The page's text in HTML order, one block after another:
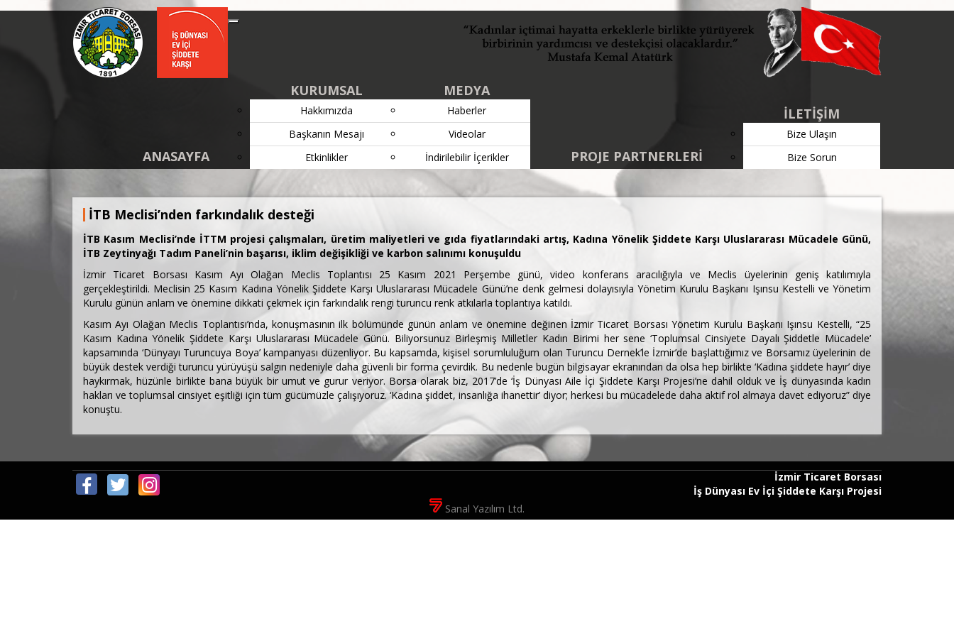
ANASAYFA
KURUMSAL
Hakkımızda
Başkanın Mesajı
Etkinlikler
MEDYA
Haberler
Videolar
İndirilebilir İçerikler
PROJE PARTNERLERİ
İLETİŞİM
Bize Ulaşın
Bize Sorun
İTB Meclisi’nden farkındalık desteği
İTB Kasım Meclisi’nde İTTM projesi çalışmaları, üretim maliyetleri ve gıda fiyatlarındaki artış, Kadına Yönelik Şiddete Karşı Uluslararası Mücadele Günü,
İTB Zeytinyağı Tadım Paneli’nin başarısı, iklim değişikliği ve karbon salınımı konuşuldu
İzmir Ticaret Borsası Kasım Ayı Olağan Meclis Toplantısı 25 Kasım 2021 Perşembe günü, video konferans aracılığıyla ve Meclis üyelerinin geniş katılımıyla
gerçekleştirildi. Meclisin 25 Kasım Kadına Yönelik Şiddete Karşı Uluslararası Mücadele Günü’ne denk gelmesi dolayısıyla Yönetim Kurulu Başkanı Işınsu Kestelli ve Yönetim
Kurulu günün anlam ve önemine dikkati çekmek için farkındalık rengi turuncu renk atkılarla toplantıya katıldı.
Kasım Ayı Olağan Meclis Toplantısı’nda, konuşmasının ilk bölümünde günün anlam ve önemine değinen İzmir Ticaret Borsası Yönetim Kurulu Başkanı Işınsu Kestelli, “25
Kasım Kadına Yönelik Şiddete Karşı Uluslararası Mücadele Günü. Biliyorsunuz Birleşmiş Milletler Kadın Birimi her sene ‘Toplumsal Cinsiyete Dayalı Şiddetle Mücadele’
kapsamında ‘Dünyayı Turuncuya Boya’ kampanyası düzenliyor. Bu kapsamda, kişisel sorumluluğum olan Turuncu Dernek’le İzmir’de başlattığımız ve Borsamız üyelerinin de
büyük destek verdiği turuncu yürüyüşü salgın nedeniyle daha güvenli bir forma çevirdik. Bu nedenle bugün bilgisayar ekranından da olsa hep birlikte ‘Kadına şiddete hayır’ diye
haykırmak, hüzünle birlikte bana büyük bir umut ve gurur veriyor. Borsa olarak biz, 2017’de ‘İş Dünyası Aile İçi Şiddete Karşı Projesi’ne dahil olduk ve İş dünyasında kadın
hakları ve toplumsal cinsiyet eşitliği için tüm gücümüzle çalışıyoruz. ‘Kadına şiddet, insanlığa ihanettir’ diyor; herkesi bu mücadelede daha aktif rol almaya davet ediyoruz” diye
konuştu.
İzmir Ticaret Borsası
İş Dünyası Ev İçi Şiddete Karşı Projesi
Sanal Yazılım Ltd.